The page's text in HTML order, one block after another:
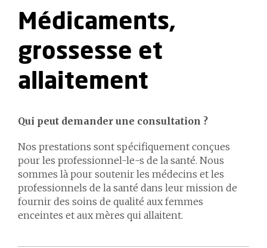
Médicaments,
grossesse et
allaitement
Qui peut demander une consultation ?
Nos prestations sont spécifiquement conçues
pour les professionnel-le-s de la santé. Nous
sommes là pour soutenir les médecins et les
professionnels de la santé dans leur mission de
fournir des soins de qualité aux femmes
enceintes et aux mères qui allaitent.